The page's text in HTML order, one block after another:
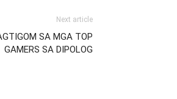
Next article
SA MGA TOP
GAMERS SA DIPOLOG